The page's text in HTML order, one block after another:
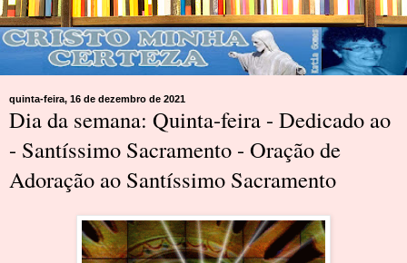
quinta-feira, 16 de dezembro de 2021
Dia da semana: Quinta-feira - Dedicado ao
- Santíssimo Sacramento - Oração de
Adoração ao Santíssimo Sacramento